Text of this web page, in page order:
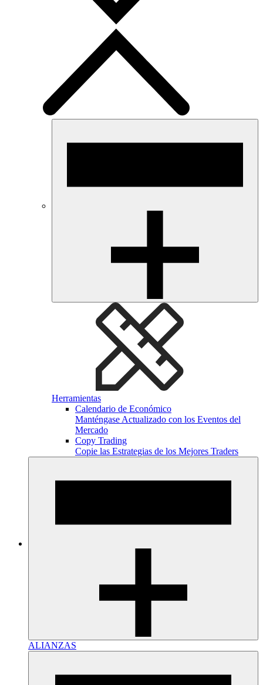
Herramientas
Calendario de Económico
Manténgase Actualizado con los Eventos del
Mercado
Copy Trading
Copie las Estrategias de los Mejores Traders
ALIANZAS